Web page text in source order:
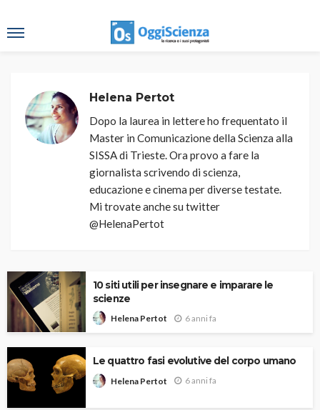
Helena Pertot
Dopo la laurea in lettere ho frequentato il
Master in Comunicazione della Scienza alla
SISSA di Trieste. Ora provo a fare la
giornalista scrivendo di scienza,
educazione e cinema per diverse testate.
Mi trovate anche su twitter
@HelenaPertot
10 siti utili per insegnare e imparare le
scienze
Helena Pertot 6 anni fa
Le quattro fasi evolutive del corpo umano
Helena Pertot 6 anni fa